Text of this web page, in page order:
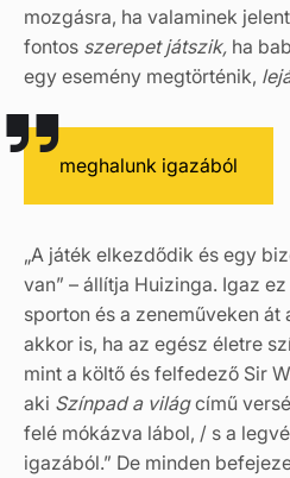
mozgásra, ha valaminek
fontos szerepet játszik, ha
egy esemény megtörténik,
meghalunk igazából
„A játék elkezdődik és egy
van” – állítja Huizinga. Igaz
sporton és a zeneműveken
akkor is, ha az egész életre
mint a költő és felfedező Sir
aki Színpad a világcímű
felé mókázva lábol, / s a
igazából.” De minden